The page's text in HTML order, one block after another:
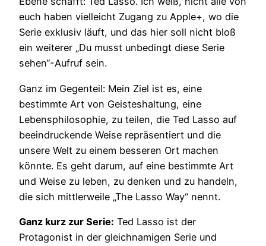
euch haben vielleicht Zugang zu Apple+, wo die
Serie exklusiv läuft, und das hier soll nicht bloß
ein weiterer „Du musst unbedingt diese Serie
sehen“-Aufruf sein.
Ganz im Gegenteil: Mein Ziel ist es, eine
bestimmte Art von Geisteshaltung, eine
Lebensphilosophie, zu teilen, die Ted Lasso auf
beeindruckende Weise repräsentiert und die
unsere Welt zu einem besseren Ort machen
könnte. Es geht darum, auf eine bestimmte Art
und Weise zu leben, zu denken und zu handeln,
die sich mittlerweile „The Lasso Way“ nennt.
Ganz kurz zur Serie: Ted Lasso ist der
Protagonist in der gleichnamigen Serie und